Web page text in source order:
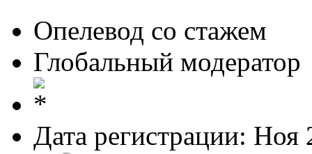
Опелевод со стажем
Глобальный модератор
Дата регистрации: Ноя